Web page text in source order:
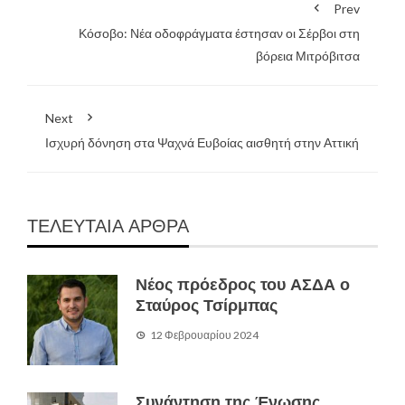
Prev
Κόσοβο: Νέα οδοφράγματα έστησαν οι Σέρβοι στη
βόρεια Μιτρόβιτσα
Next
Ισχυρή δόνηση στα Ψαχνά Ευβοίας αισθητή στην Αττική
ΤΕΛΕΥΤΑΙΑ ΑΡΘΡΑ
Νέος πρόεδρος του ΑΣΔΑ ο
Σταύρος Τσίρμπας
12 Φεβρουαρίου 2024